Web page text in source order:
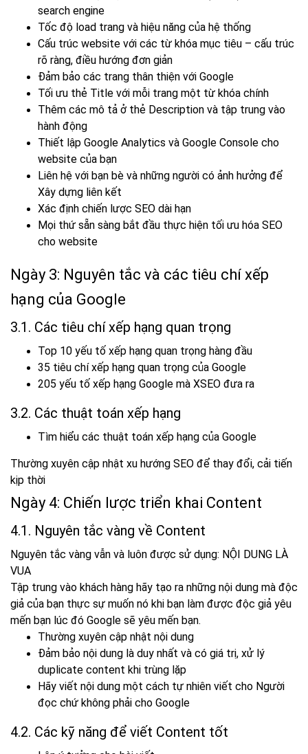
search engine
Tốc độ load trang và hiệu năng của hệ thống
Cấu trúc website với các từ khóa mục tiêu – cấu trúc
rõ ràng, điều hướng đơn giản
Đảm bảo các trang thân thiện với Google
Tối ưu thẻ Title với mỗi trang một từ khóa chính
Thêm các mô tả ở thẻ Description và tập trung vào
hành động
Thiết lập Google Analytics và Google Console cho
website của bạn
Liên hệ với bạn bè và những người có ảnh hưởng để
Xây dựng liên kết
Xác định chiến lược SEO dài hạn
Mọi thứ sẵn sàng bắt đầu thực hiện tối ưu hóa SEO
cho website
Ngày 3: Nguyên tắc và các tiêu chí xếp
hạng của Google
3.1. Các tiêu chí xếp hạng quan trọng
Top 10 yếu tố xếp hạng quan trọng hàng đầu
35 tiêu chí xếp hạng quan trọng của Google
205 yếu tố xếp hạng Google mà XSEO đưa ra
3.2. Các thuật toán xếp hạng
Tìm hiểu các thuật toán xếp hạng của Google
Thường xuyên cập nhật xu hướng SEO để thay đổi, cải tiến
kịp thời
Ngày 4: Chiến lược triển khai Content
4.1. Nguyên tắc vàng về Content
Nguyên tắc vàng vẫn và luôn được sử dụng: NỘI DUNG LÀ
VUA
Tập trung vào khách hàng hãy tạo ra những nội dung mà độc
giả của bạn thực sự muốn nó khi bạn làm được độc giả yêu
mến bạn lúc đó Google sẽ yêu mến bạn.
Thường xuyên cập nhật nội dung
Đảm bảo nội dung là duy nhất và có giá trị, xử lý
duplicate content khi trùng lặp
Hãy viết nội dung một cách tự nhiên viết cho Người
đọc chứ không phải cho Google
4.2. Các kỹ năng để viết Content tốt